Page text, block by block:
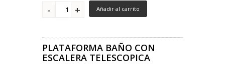
Añadir al carrito
PLATAFORMA BAÑO CON
ESCALERA TELESCOPICA